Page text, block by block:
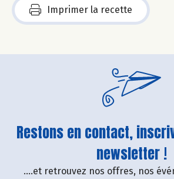
Imprimer la recette
Restons en contact,
newsletter !
....et retrouvez nos offres, nos